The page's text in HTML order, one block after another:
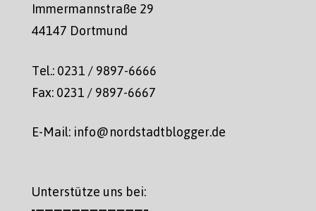
Immermannstraße 29
44147 Dortmund
Tel.: 0231 / 9897-6666
Fax: 0231 / 9897-6667
E-Mail: info@nordstadtblogger.de
Unterstütze uns bei: